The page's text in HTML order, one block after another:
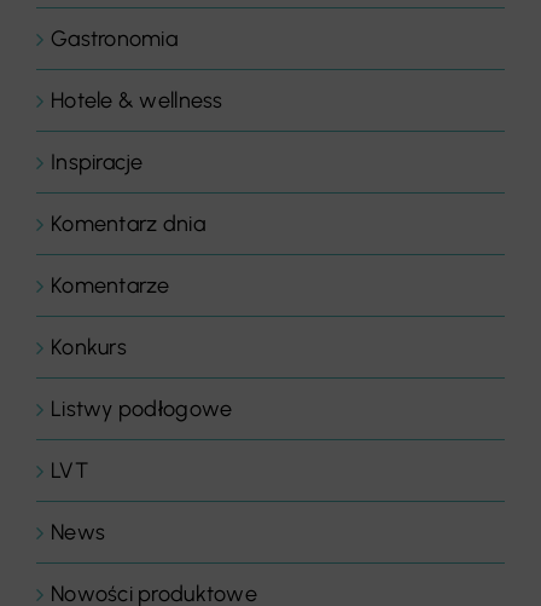
Gastronomia
Hotele & wellness
Inspiracje
Komentarz dnia
Komentarze
Konkurs
Listwy podłogowe
LVT
News
Nowości produktowe